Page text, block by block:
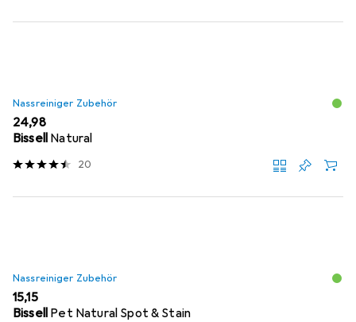
Nassreiniger Zubehör
EUR
24,98
Bissell Natural
20
Nassreiniger Zubehör
EUR
15,15
Bissell Pet Natural Spot & Stain